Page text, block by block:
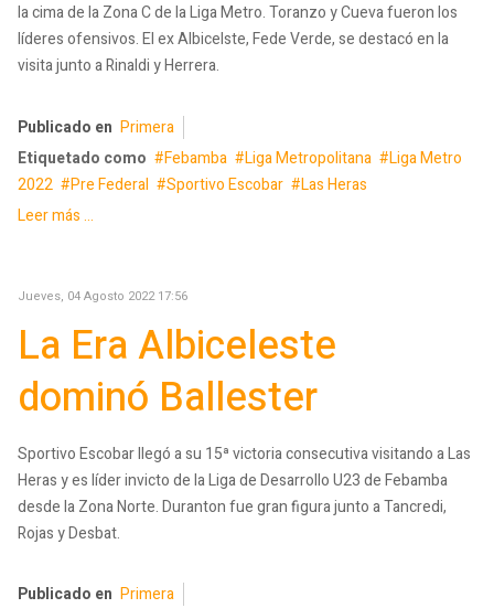
la cima de la Zona C de la Liga Metro. Toranzo y Cueva fueron los
líderes ofensivos. El ex Albicelste, Fede Verde, se destacó en la
visita junto a Rinaldi y Herrera.
Publicado en Primera
Etiquetado como
Febamba Liga Metropolitana
Liga Metro
2022
Pre Federal Sportivo Escobar
Las Heras
Leer más ...
Jueves, 04 Agosto 2022 17:56
La Era Albiceleste
dominó Ballester
Sportivo Escobar llegó a su 15ª victoria consecutiva visitando a Las
Heras y es líder invicto de la Liga de Desarrollo U23 de Febamba
desde la Zona Norte. Duranton fue gran figura junto a Tancredi,
Rojas y Desbat.
Publicado en Primera